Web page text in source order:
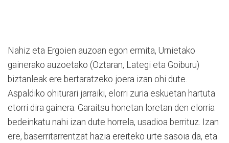
Nahiz eta Ergoien auzoan egon ermita, Urnietako
gainerako auzoetako (Oztaran, Lategi eta Goiburu)
biztanleak ere bertaratzeko joera izan ohi dute.
Aspaldiko ohiturari jarraiki, elorri zuria eskuetan hartuta
etorri dira gainera. Garaitsu honetan loretan den elorria
bedeinkatu nahi izan dute horrela, usadioa berrituz. Izan
ere, baserritarrentzat hazia ereiteko urte sasoia da, eta